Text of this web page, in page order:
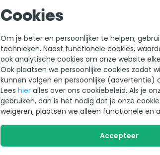
T-stuk
Cookies
Om je beter en persoonlijker te helpen,
technieken. Naast functionele cookies,
ook analytische cookies om onze website
Ook plaatsen we persoonlijke cookies zodat
kunnen volgen en persoonlijke (advertentie)
Lees hier alles over ons cookiebeleid. Als je
gebruiken, dan is het nodig dat je onze
weigeren, plaatsen we alleen functionele en
Accepteer